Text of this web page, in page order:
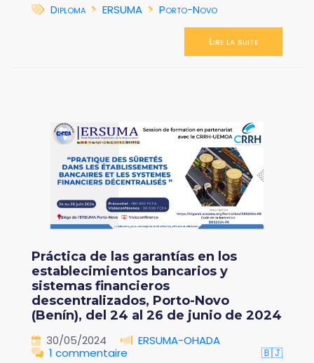
Diploma
ERSUMA Porto-Novo
Lire la suite
Práctica de las garantías en los
establecimientos bancarios y
sistemas financieros
descentralizados, Porto-Novo
(Benín), del 24 al 26 de junio de 2024
30/05/2024
ERSUMA-OHADA
1 commentaire
🇧🇯